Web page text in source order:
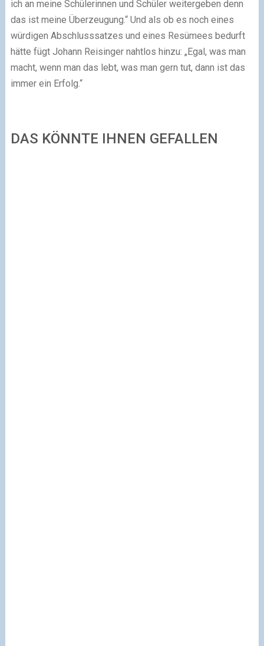
ich an meine Schülerinnen und Schüler weitergeben denn
das ist meine Überzeugung.“ Und als ob es noch eines
würdigen Abschlusssatzes und eines Resümees bedurft
hätte fügt Johann Reisinger nahtlos hinzu: „Egal, was man
macht, wenn man das lebt, was man gern tut, dann ist das
immer ein Erfolg.“
DAS KÖNNTE IHNEN GEFALLEN